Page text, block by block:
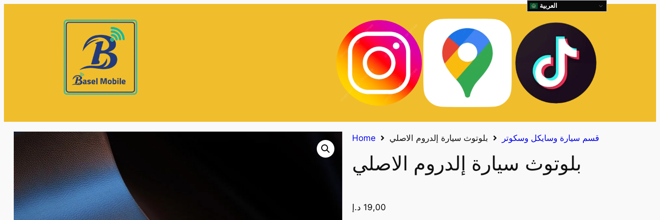
Home قسم سيارة وسايكل وسكوتر بلوتوث سيارة إلدروم الاصلي
بلوتوث سيارة إلدروم الاصلي
19,00 د.إ
العربية